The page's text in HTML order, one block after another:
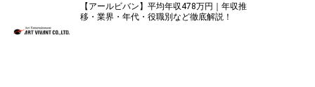
【アールビバン】平均年収478万円｜年収推
移・業界・年代・役職別など徹底解説！